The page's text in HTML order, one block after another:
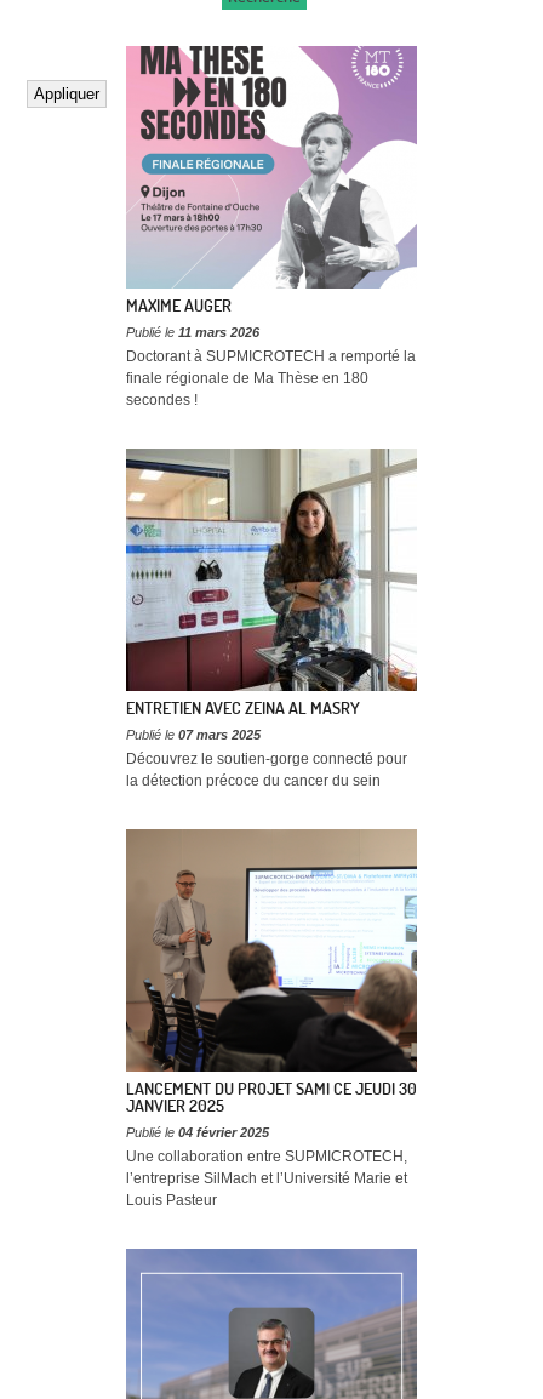
MAXIME AUGER
Publié le 11 mars 2026
Doctorant à SUPMICROTECH a remporté la
finale régionale de Ma Thèse en 180
secondes !
ENTRETIEN AVEC ZEINA AL MASRY
Publié le 07 mars 2025
Découvrez le soutien-gorge connecté pour
la détection précoce du cancer du sein
LANCEMENT DU PROJET SAMI CE JEUDI 30
JANVIER 2025
Publié le 04 février 2025
Une collaboration entre SUPMICROTECH,
l’entreprise SilMach et l’Université Marie et
Louis Pasteur